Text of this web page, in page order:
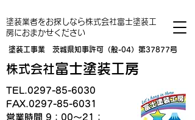
塗装業者をお探しなら株式会社富士塗装工
房におまかせください
塗装工事業 茨城県知事許可（般-04）第37877号
株式会社富士塗装工房
TEL.0297-85-6030
FAX.0297-85-6031
営業時間 9：00～21：